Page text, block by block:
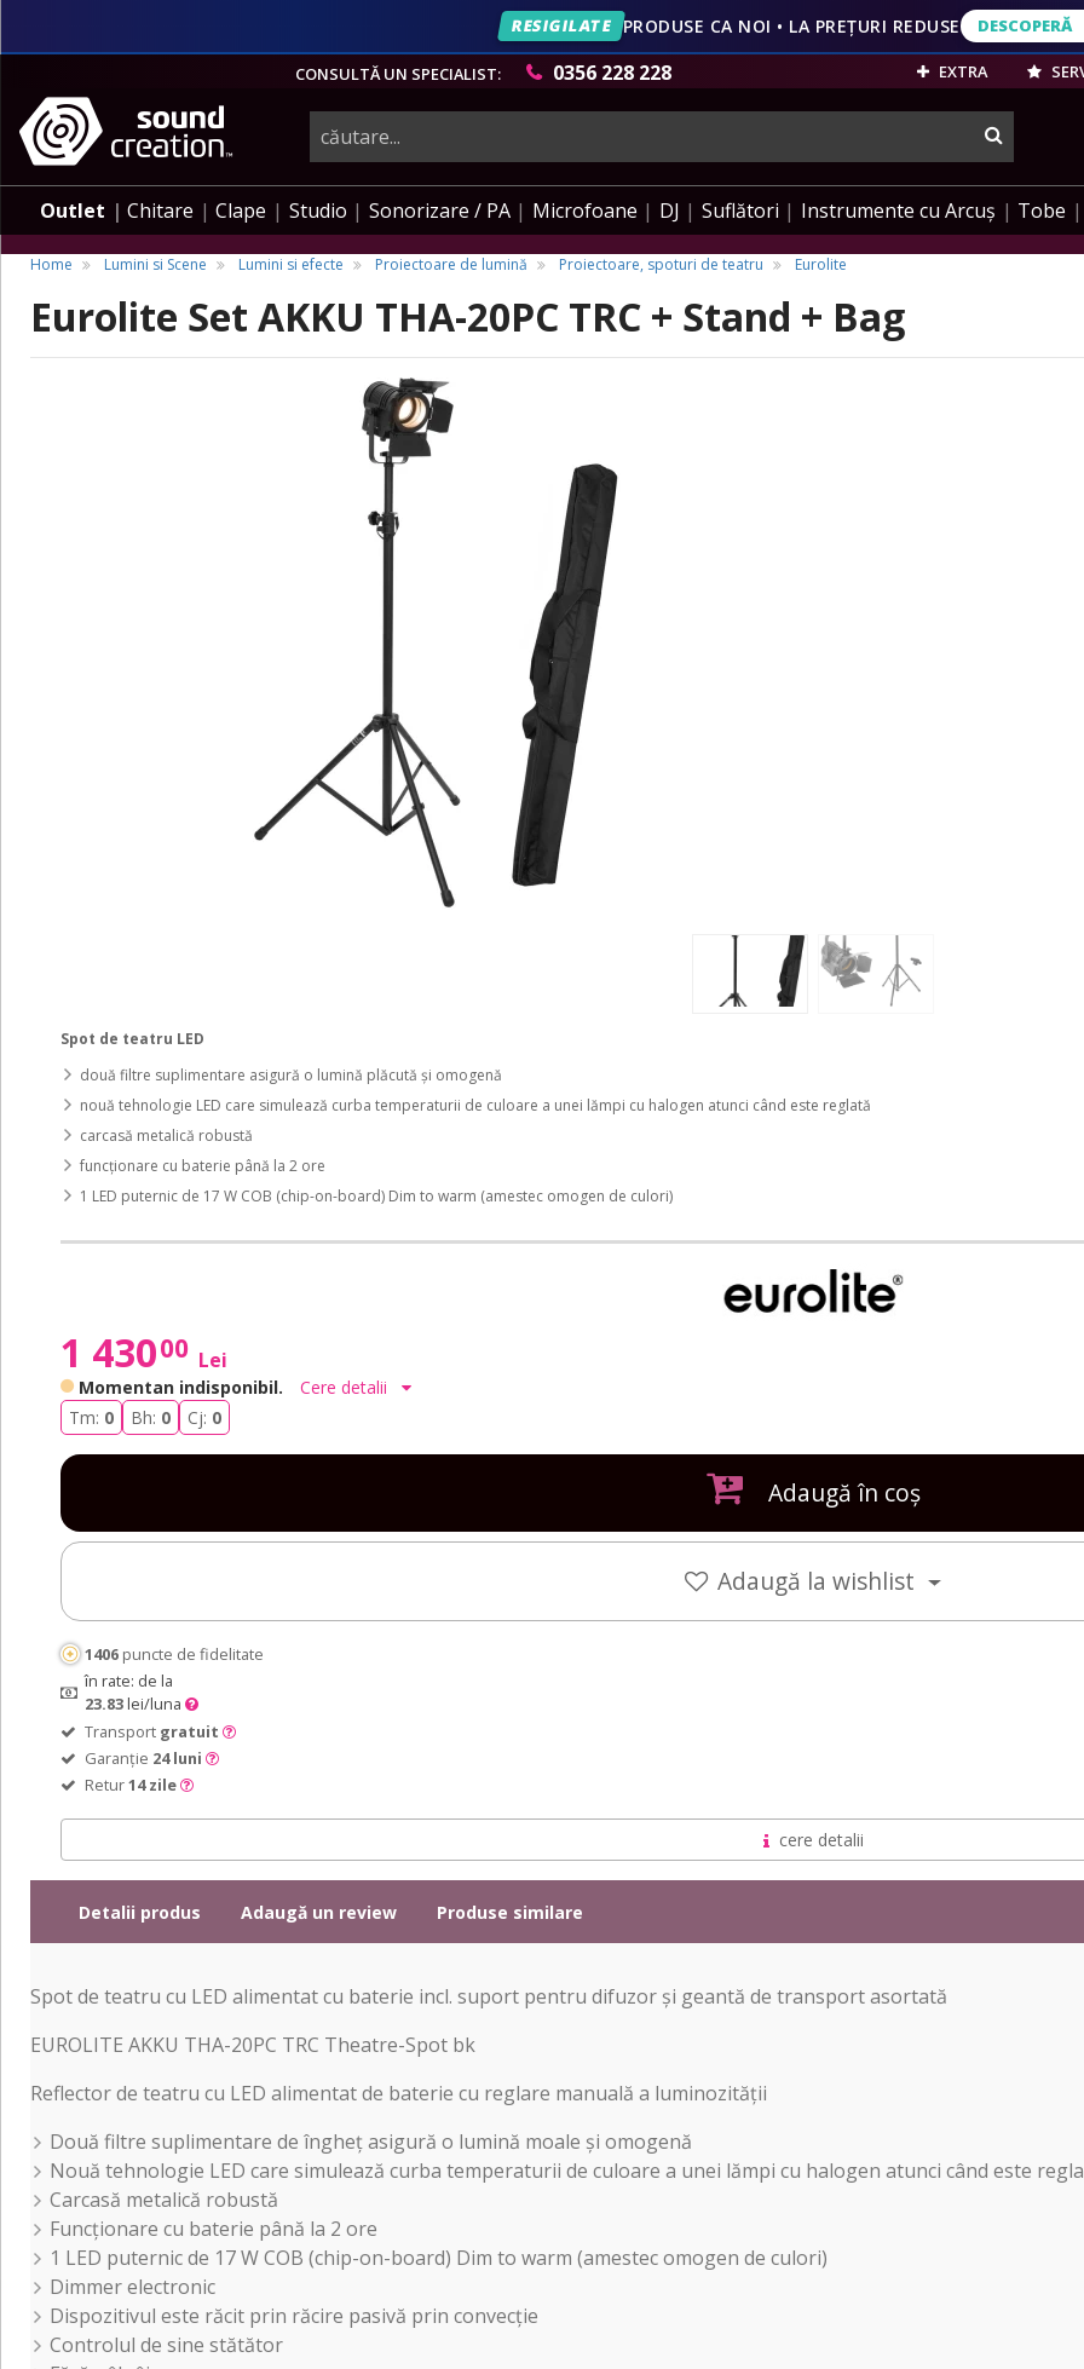
VEZI
RESIGILATE PRODUSE CA NOI • LA PREȚURI REDUSE DESCOPERĂ
DESCOPERĂ
CONSULTĂ UN SPECIALIST:
0356 228 228 EXTRA
instrumente
muzicale,
echipamente
pro-
Outlet Chitare Clape Studio Sonorizare / PA Microfoane DJ Suflători Instrumente cu Arcuș Tobe
Home Lumini si Scene Lumini si efecte Proiectoare de lumină Proiectoare, spoturi de teatru Eurolite
Eurolite Set AKKU THA-20PC TRC + Stand + Bag
Spot de teatru LED
două filtre suplimentare asigură o lumină plăcută și omogenă
nouă tehnologie LED care simulează curba temperaturii de culoare a unei lămpi cu halogen atunci când este reglată
carcasă metalică robustă
funcționare cu baterie până la 2 ore
1 LED puternic de 17 W COB (chip-on-board) Dim to warm (amestec omogen de culori)
1 43000 Lei
Momentan indisponibil.
Cere detalii
Tm: 0 Bh: 0 Cj: 0
Adaugă în coș
Adaugă la wishlist
1406 puncte de fidelitate
în rate: de la
23.83lei/luna
Transport gratuit
Garanție 24 luni
Retur14 zile
cere detalii
Detalii produs Adaugă un review Produse similare
Spot de teatru cu LED alimentat cu baterie incl. suport pentru difuzor și geantă de transport asortată
EUROLITE AKKU THA-20PC TRC Theatre-Spot bk
Reflector de teatru cu LED alimentat de baterie cu reglare manuală a luminozității
Două filtre suplimentare de îngheț asigură o lumină moale și omogenă
Nouă tehnologie LED care simulează curba temperaturii de culoare a unei lămpi cu halogen atunci când este
Carcasă metalică robustă
Funcționare cu baterie până la 2 ore
1 LED puternic de 17 W COB (chip-on-board) Dim to warm (amestec omogen de culori)
Dimmer electronic
Dispozitivul este răcit prin răcire pasivă prin convecție
Controlul de sine stătător